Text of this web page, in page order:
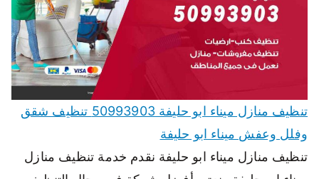
تنظيف منازل ميناء ابو حليفة 50993903 تنظيف شقق
وفلل وعفش ميناء ابو حليفة
تنظيف منازل ميناء ابو حليفة نقدم خدمة تنظيف منازل